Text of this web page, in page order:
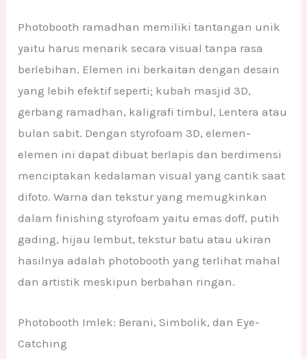
Photobooth ramadhan memiliki tantangan unik
yaitu harus menarik secara visual tanpa rasa
berlebihan. Elemen ini berkaitan dengan desain
yang lebih efektif seperti; kubah masjid 3D,
gerbang ramadhan, kaligrafi timbul, Lentera atau
bulan sabit. Dengan styrofoam 3D, elemen-
elemen ini dapat dibuat berlapis dan berdimensi
menciptakan kedalaman visual yang cantik saat
difoto. Warna dan tekstur yang memugkinkan
dalam finishing styrofoam yaitu emas doff, putih
gading, hijau lembut, tekstur batu atau ukiran
hasilnya adalah photobooth yang terlihat mahal
dan artistik meskipun berbahan ringan.
Photobooth Imlek: Berani, Simbolik, dan Eye-
Catching